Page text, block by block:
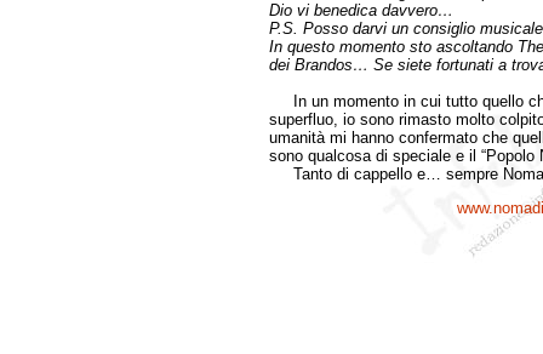
Dio vi benedica davvero…
P.S. Posso darvi un consiglio
In questo momento sto ascoltando
dei Brandos… Se siete fortunati a
In un momento in cui tutto quello
superfluo, io sono rimasto molto
umanità mi hanno confermato che
sono qualcosa di speciale e il “Popolo
Tanto di cappello e… sempre